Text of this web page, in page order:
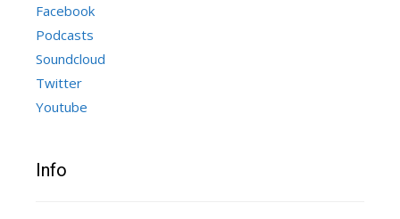
Facebook
Podcasts
Soundcloud
Twitter
Youtube
Info